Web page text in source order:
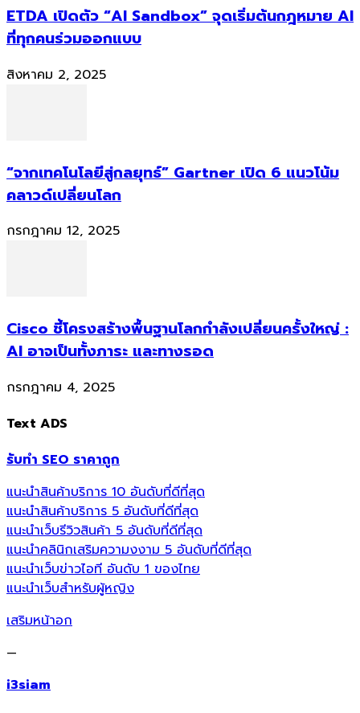
ETDA เปิดตัว “AI Sandbox” จุดเริ่มต้นกฎหมาย AI
ที่ทุกคนร่วมออกแบบ
สิงหาคม 2, 2025
“จากเทคโนโลยีสู่กลยุทธ์” Gartner เปิด 6 แนวโน้ม
คลาวด์เปลี่ยนโลก
กรกฎาคม 12, 2025
Cisco ชี้โครงสร้างพื้นฐานโลกกำลังเปลี่ยนครั้งใหญ่ :
AI อาจเป็นทั้งภาระ และทางรอด
กรกฎาคม 4, 2025
Text ADS
รับทำ SEO ราคาถูก
แนะนำสินค้าบริการ 10 อันดับที่ดีที่สุด
แนะนำสินค้าบริการ 5 อันดับที่ดีที่สุด
แนะนำเว็บรีวิวสินค้า 5 อันดับที่ดีที่สุด
แนะนำคลินิกเสริมความงงาม 5 อันดับที่ดีที่สุด
แนะนำเว็บข่าวไอที อันดับ 1 ของไทย
แนะนำเว็บสำหรับผู้หญิง
เสริมหน้าอก
—
i3siam